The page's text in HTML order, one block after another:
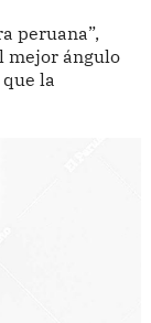
peruana”,
mejor ángulo
la